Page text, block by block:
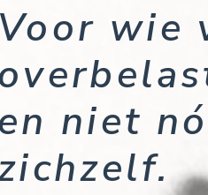
Voor wie
niet